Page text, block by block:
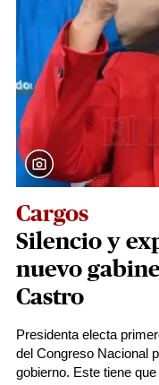
Cargos
Silencio y
nuevo
Castro
Presidenta electa
del Congreso Nacional
gobierno. Este tiene